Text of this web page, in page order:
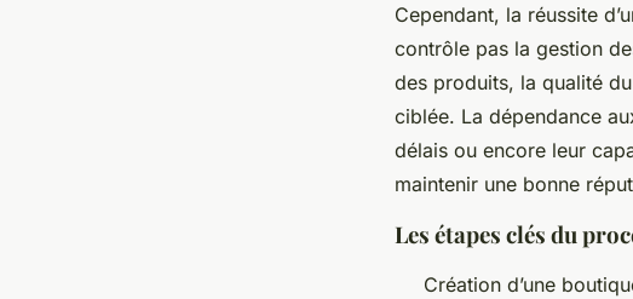
Cependant, la réussite
contrôle pas la gestion
des produits, la qualité
ciblée. La dépendance
délais ou encore leur
maintenir une bonne
Les étapes clés du
Création d’une